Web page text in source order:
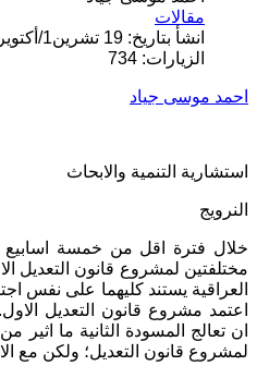
مقالات
انشأ بتاريخ: 19 تشرين1/أكتوير 2020
الزيارات: 734
احمد موسى جياد
استشارية التنمية والابحاث
النرويج
خلال فترة اقل من خمسة
مختلفتين لمشروع قانون التعديل
العراقية يستند كليهما على نفس
اعتمد مشروع قانون التعديل
ان تعالج المسودة الثانية ما
لمشروع قانون التعديل؛ ولكن مع